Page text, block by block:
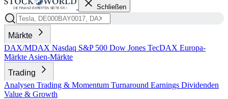
Schließen
Märkte
DAX/MDAX Nasdaq S&P 500 Dow Jones TecDAX Europa-
Märkte Asien-Märkte
Trading
Analysen Trading & Momentum Turnaround Earnings Dividenden
Value & Growth